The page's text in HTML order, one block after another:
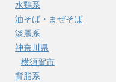
水鶏系
油そば・まぜそば
淡麗系
神奈川県
横須賀市
背脂系